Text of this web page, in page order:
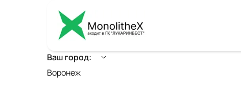
Ваш город:
Воронеж